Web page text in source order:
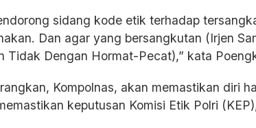
sidang kode etik terhadap
Dan agar yang bersangkutan (Irjen
Tidak Dengan Hormat-Pecat),” kata
Kompolnas, akan memastikan diri
keputusan Komisi Etik Polri